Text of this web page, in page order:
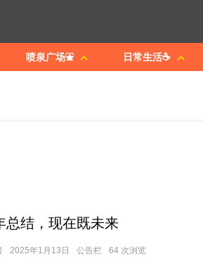
喷泉广场⛲ 日常生活☕
总结，现在既未来
2025年1月13日 公告栏 64 次浏览